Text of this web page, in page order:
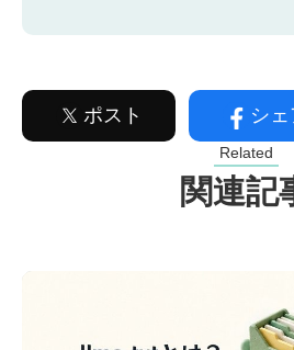
ポスト シェ
Related
関連記